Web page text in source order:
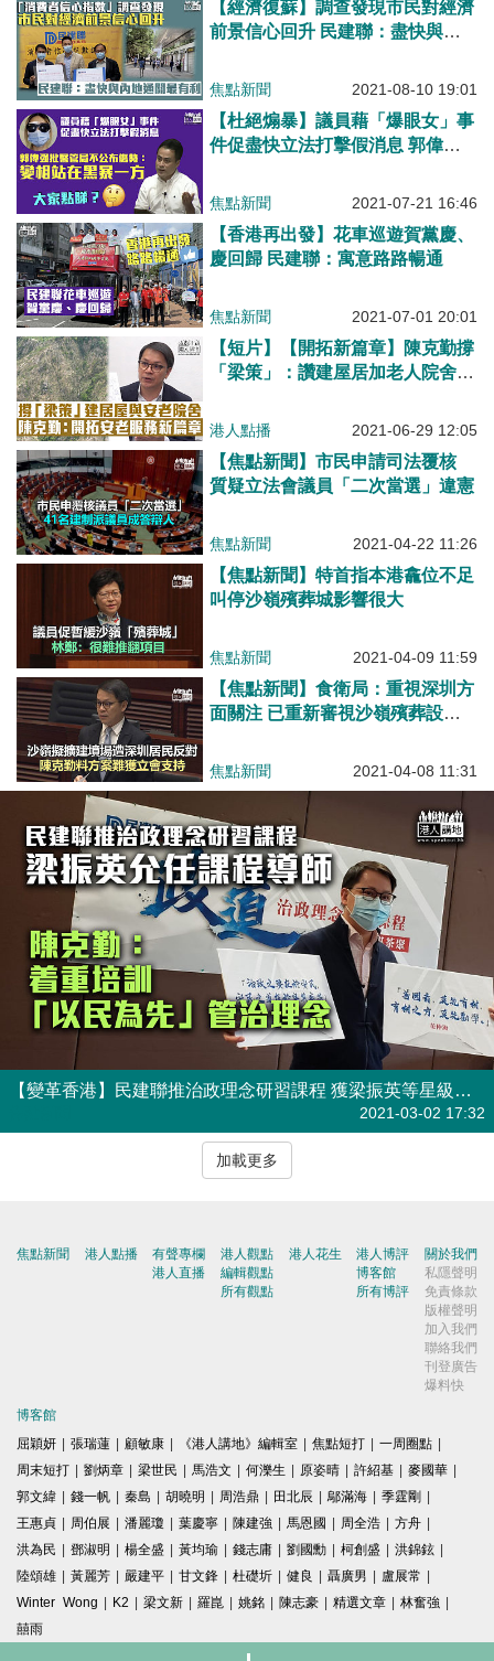
【經濟復蘇】調查發現市民對經濟
前景信心回升 民建聯：盡快與內
焦點新聞 2021-08-10 19:01
【杜絕煽暴】議員藉「爆眼女」事
件促盡快立法打擊假消息 郭偉强
暴一方
焦點新聞 2021-07-21 16:46
【香港再出發】花車巡遊賀黨慶、
慶回歸 民建聯：寓意路路暢通
焦點新聞 2021-07-01 20:01
【短片】【開拓新篇章】陳克勤撐
「梁策」：讚建屋居加老人院舍建
覓地歎慢板、倡城規、環評同步縮
港人點播 2021-06-29 12:05
【焦點新聞】市民申請司法覆核
質疑立法會議員「二次當選」違憲
焦點新聞 2021-04-22 11:26
【焦點新聞】特首指本港龕位不足
叫停沙嶺殯葬城影響很大
焦點新聞 2021-04-09 11:59
【焦點新聞】食衛局：重視深圳方
面關注 已重新審視沙嶺殯葬設施
焦點新聞 2021-04-08 11:31
【變革香港】民建聯推治政理念研習課程 獲梁振英等星級導師答允授課
2021-03-02 17:32
加載更多
焦點新聞 港人點播
有聲專欄
港人直播
港人觀點
編輯觀點
所有觀點
港人花生
港人博評
博客館
所有博評
關於我們
私隱聲明
免責條款
版權聲明
加入我們
聯絡我們
刊登廣告
爆料快
博客館
屈穎妍 | 張瑞蓮 | 顧敏康 | 《港人講地》編輯室 | 焦點短打 | 一周圈點 |
周末短打 | 劉炳章 | 梁世民 | 馬浩文 | 何濼生 | 原姿晴 | 許紹基 | 麥國華 |
郭文緯 | 錢一帆 | 秦島 | 胡曉明 | 周浩鼎 | 田北辰 | 鄔滿海 | 季霆剛 |
王惠貞 | 周伯展 | 潘麗瓊 | 葉慶寧 | 陳建強 | 馬恩國 | 周全浩 | 方舟 |
洪為民 | 鄧淑明 | 楊全盛 | 黃均瑜 | 錢志庸 | 劉國勳 | 柯創盛 | 洪錦鉉 |
陸頌雄 | 黃麗芳 | 嚴建平 | 甘文鋒 | 杜礎圻 | 健良 | 聶廣男 | 盧展常 |
Winter Wong | K2 | 梁文新 | 羅崑 | 姚銘 | 陳志豪 | 精選文章 | 林奮強 |
囍雨